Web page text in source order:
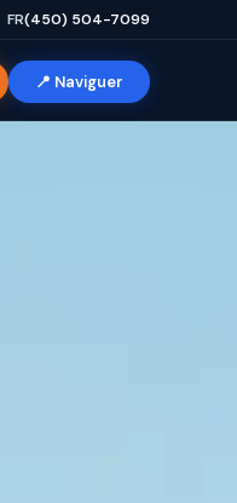
FR(450) 504-7099
📍 Naviguer